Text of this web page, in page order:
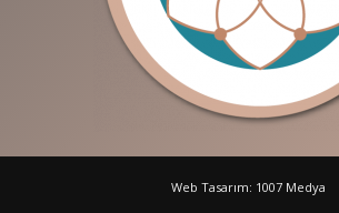
Web Tasarım: 1007 Medya